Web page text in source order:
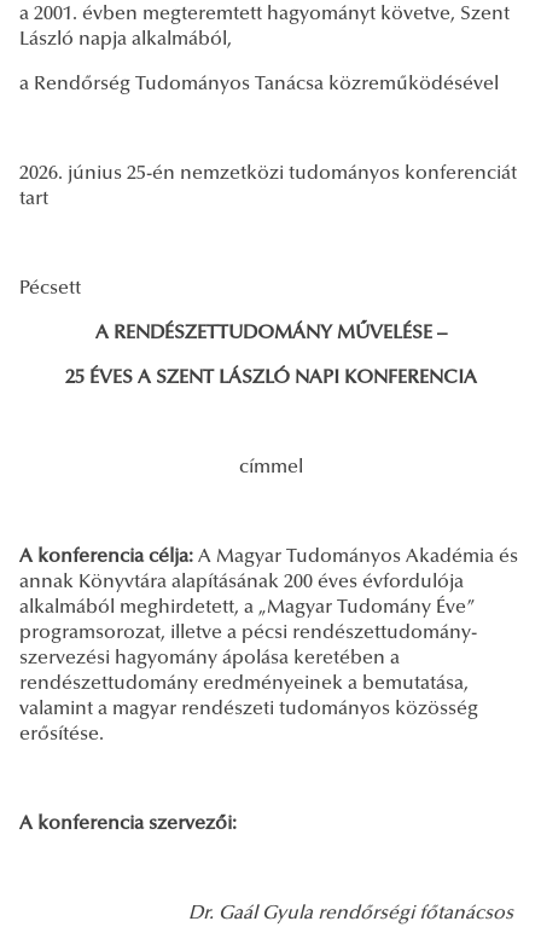
a 2001. évben megteremtett hagyományt követve, Szent
László napja alkalmából,
a Rendőrség Tudományos Tanácsa közreműködésével
2026. június 25-én nemzetközi tudományos konferenciát
tart
Pécsett
A RENDÉSZETTUDOMÁNY MŰVELÉSE –
25 ÉVES A SZENT LÁSZLÓ NAPI KONFERENCIA
címmel
A konferencia célja: A Magyar Tudományos Akadémia és
annak Könyvtára alapításának 200 éves évfordulója
alkalmából meghirdetett, a „Magyar Tudomány Éve”
programsorozat, illetve a pécsi rendészettudomány-
szervezési hagyomány ápolása keretében a
rendészettudomány eredményeinek a bemutatása,
valamint a magyar rendészeti tudományos közösség
erősítése.
A konferencia szervezői:
Dr. Gaál Gyula rendőrségi főtanácsos